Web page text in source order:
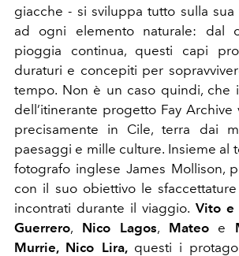
giacche - si sviluppa tutto sulla sua
ad ogni elemento naturale: dal
pioggia continua, questi capi
duraturi e concepiti per
tempo. Non è un caso quindi, che
dell’itinerante progetto Fay Archive
precisamente in Cile, terra dai
paesaggi e mille culture. Insieme al
fotografo inglese James Mollison,
con il suo obiettivo le
incontrati durante il viaggio. Vito e
Guerrero, Nico Lagos, Mateoe
Murrie, Nico Lira, questi i